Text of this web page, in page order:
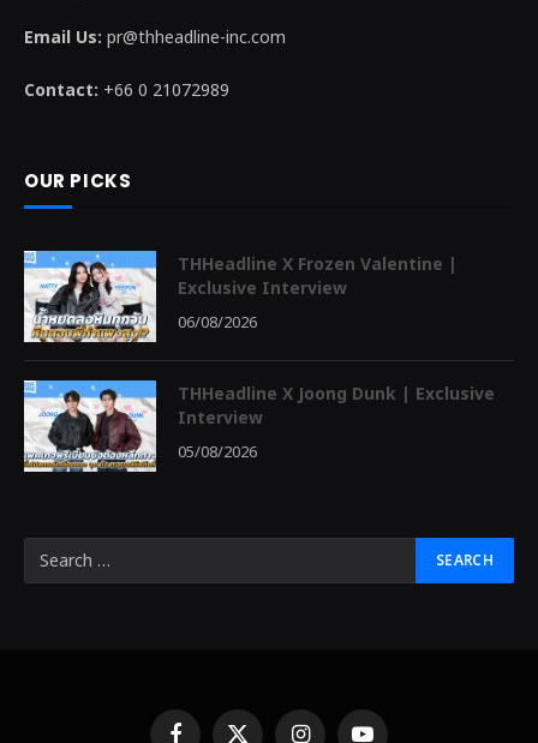
Email Us: pr@thheadline-inc.com
Contact: +66 0 21072989
OUR PICKS
THHeadline X Frozen Valentine |
Exclusive Interview
06/08/2026
THHeadline X Joong Dunk | Exclusive
Interview
05/08/2026